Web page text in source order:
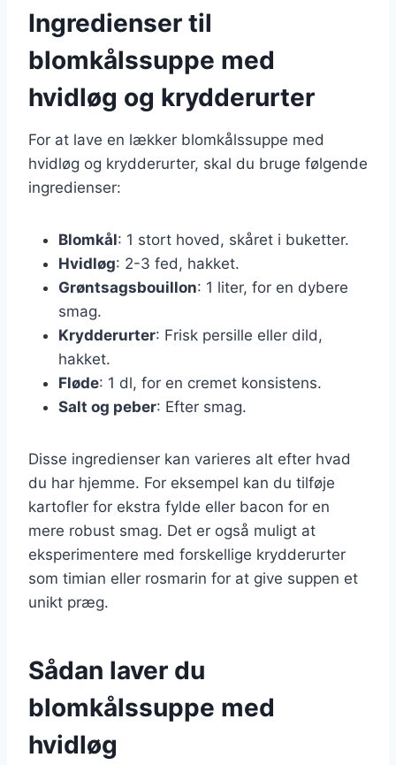
Ingredienser til
blomkålssuppe med
hvidløg og krydderurter
For at lave en lækker blomkålssuppe med
hvidløg og krydderurter, skal du bruge følgende
ingredienser:
Blomkål: 1 stort hoved, skåret i buketter.
Hvidløg: 2-3 fed, hakket.
Grøntsagsbouillon: 1 liter, for en dybere
smag.
Krydderurter: Frisk persille eller dild,
hakket.
Fløde: 1 dl, for en cremet konsistens.
Salt og peber: Efter smag.
Disse ingredienser kan varieres alt efter hvad
du har hjemme. For eksempel kan du tilføje
kartofler for ekstra fylde eller bacon for en
mere robust smag. Det er også muligt at
eksperimentere med forskellige krydderurter
som timian eller rosmarin for at give suppen et
unikt præg.
Sådan laver du
blomkålssuppe med
hvidløg